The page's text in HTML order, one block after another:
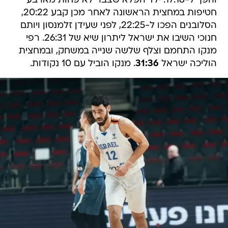
חטיפות במחצית הראשונה לאחר מכן קבע 20:22,
הסלובנים הפכו ל-22:25, לפני שעידן זלמנסון ויותם
חנוכי השיבו את ישראל ליתרון שיא של 26:31. רפי
מנקו התחמם וצלף שלשה שנייה במשחק, ובמחצית
הוליכה ישראל 31:36. מנקו הוביל עם 10 נקודות.